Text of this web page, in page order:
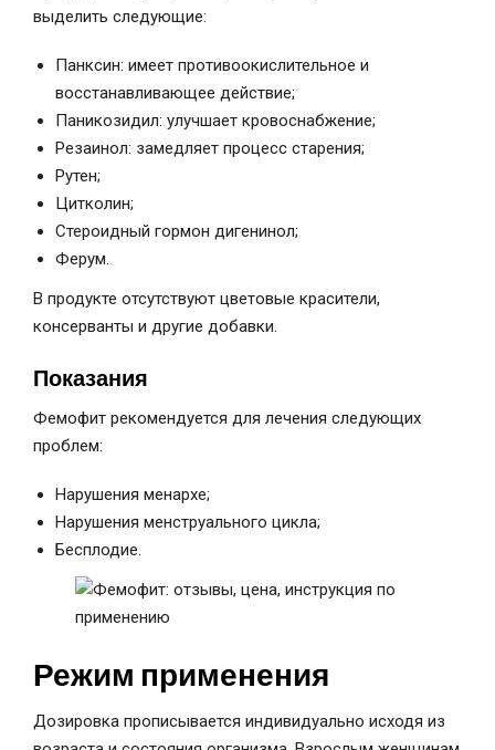
выделить следующие:
Панксин: имеет противоокислительное и
восстанавливающее действие;
Паникозидил: улучшает кровоснабжение;
Резаинол: замедляет процесс старения;
Рутен;
Цитколин;
Стероидный гормон дигенинол;
Ферум.
В продукте отсутствуют цветовые красители,
консерванты и другие добавки.
Показания
Фемофит рекомендуется для лечения следующих
проблем:
Нарушения менархе;
Нарушения менструального цикла;
Бесплодие.
Режим применения
Дозировка прописывается индивидуально исходя из